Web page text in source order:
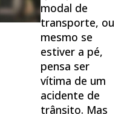
modal de
transporte, ou
mesmo se
estiver a pé,
pensa ser
vítima de um
acidente de
trânsito. Mas